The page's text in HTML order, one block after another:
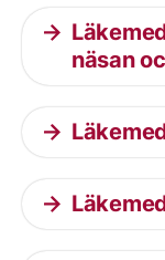
näsan